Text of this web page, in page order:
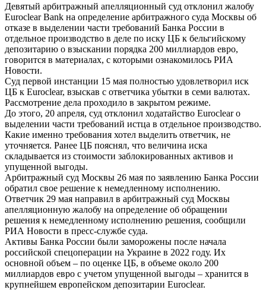
Девятый арбитражный апелляционный суд отклонил жалобу
Euroclear Bank на определение арбитражного суда Москвы об
отказе в выделении части требований Банка России в
отдельное производство в деле по иску ЦБ к бельгийскому
депозитарию о взыскании порядка 200 миллиардов евро,
говорится в материалах, с которыми ознакомилось РИА
Новости.
Суд первой инстанции 15 мая полностью удовлетворил иск
ЦБ к Euroclear, взыскав с ответчика убытки в семи валютах.
Рассмотрение дела проходило в закрытом режиме.
До этого, 20 апреля, суд отклонил ходатайство Euroclear о
выделении части требований истца в отдельное производство.
Какие именно требования хотел выделить ответчик, не
уточняется. Ранее ЦБ пояснял, что величина иска
складывается из стоимости заблокированных активов и
упущенной выгоды.
Арбитражный суд Москвы 26 мая по заявлению Банка России
обратил свое решение к немедленному исполнению.
Ответчик 29 мая направил в арбитражный суд Москвы
апелляционную жалобу на определение об обращении
решения к немедленному исполнению решения, сообщили
РИА Новости в пресс-службе суда.
Активы Банка России были заморожены после начала
российской спецоперации на Украине в 2022 году. Их
основной объем – по оценке ЦБ, в объеме около 200
миллиардов евро с учетом упущенной выгоды – хранится в
крупнейшем европейском депозитарии Euroclear.